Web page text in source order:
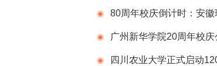
80周年校庆倒计时：安
庆筹备工作推进会
广州新华学院20周年校庆
四川农业大学正式启动